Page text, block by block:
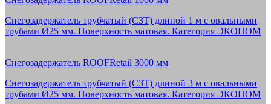
Снегозадержатель трубчатый (СЗТ) длиной 1 м с овальными
трубами Ø25 мм. Поверхность матовая. Категория ЭКОНОМ
Снегозадержатель ROOFRetail 3000 мм
Снегозадержатель трубчатый (СЗТ) длиной 3 м с овальными
трубами Ø25 мм. Поверхность матовая. Категория ЭКОНОМ